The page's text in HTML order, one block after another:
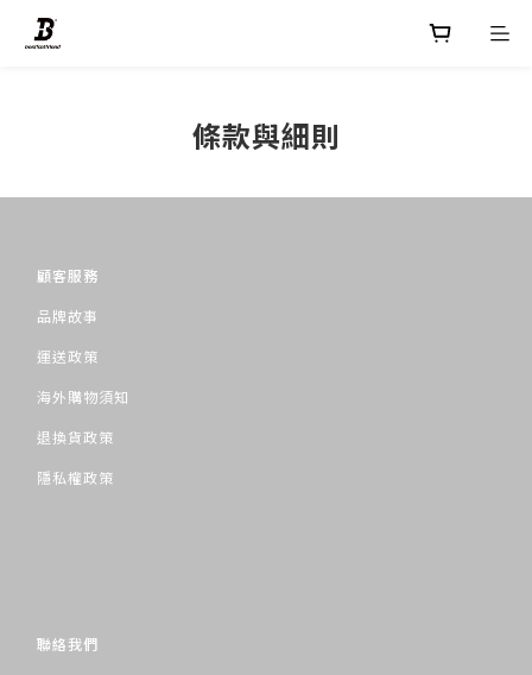
條款與細則
顧客服務
品牌故事
運送政策
海外購物須知
退換貨政策
隱私權政策
聯絡我們